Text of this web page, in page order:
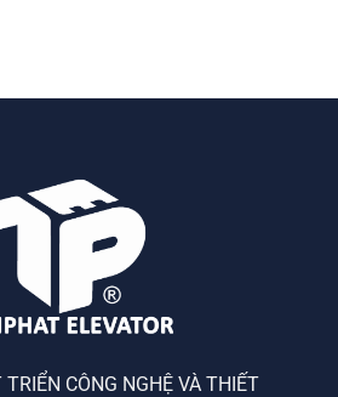
CÔNG NGHỆ VÀ THIẾT